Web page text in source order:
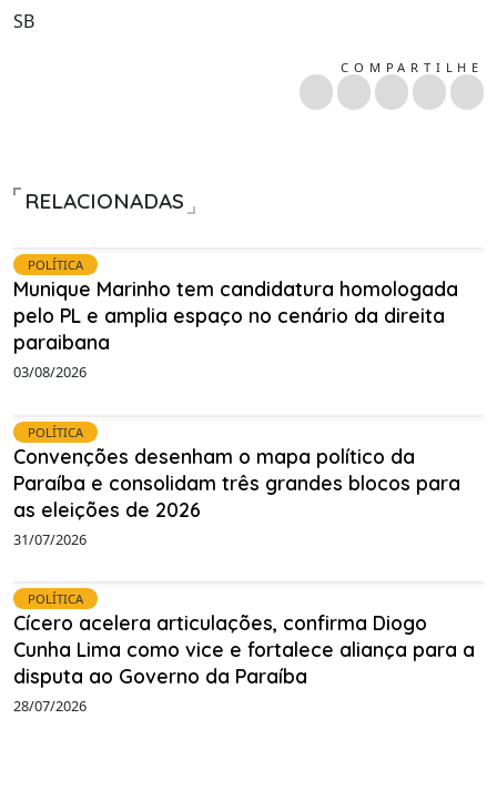
SB
COMPARTILHE
RELACIONADAS
POLÍTICA
Munique Marinho tem candidatura homologada
pelo PL e amplia espaço no cenário da direita
paraibana
03/08/2026
POLÍTICA
Convenções desenham o mapa político da
Paraíba e consolidam três grandes blocos para
as eleições de 2026
31/07/2026
POLÍTICA
Cícero acelera articulações, confirma Diogo
Cunha Lima como vice e fortalece aliança para a
disputa ao Governo da Paraíba
28/07/2026